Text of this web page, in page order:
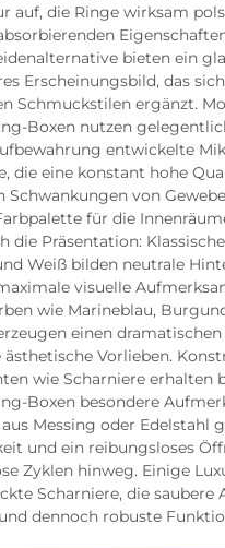
auf, die Ringe wirksam
bieten ein
Erscheinungsbild, das
Schmuckstilen ergänzt.
Boxen nutzen
entwickelte
die eine konstant hohe
Schwankungen von
für die
die Präsentation:
Weiß bilden neutrale
visuelle
wie Marineblau,
einen
ästhetische Vorlieben.
wie Scharniere erhalten
Boxen besondere
Messing oder Edelstahl
und ein reibungsloses
Zyklen hinweg. Einige
Scharniere, die saubere
dennoch robuste